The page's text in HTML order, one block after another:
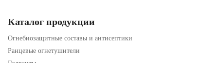
Каталог продукции
Огнебиозащитные составы и антисептики
Ранцевые огнетушители